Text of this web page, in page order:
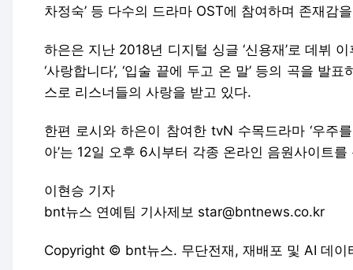
차정숙’ 등 다수의 드라마 OST에 참여하며 존재감
하은은 지난 2018년 디지털 싱글 ‘신용재’로 데뷔 이
‘사랑합니다’, ‘입술 끝에 두고 온 말’ 등의 곡을 발
스로 리스너들의 사랑을 받고 있다.
한편 로시와 하은이 참여한 tvN 수목드라마 ‘우주
아’는 12일 오후 6시부터 각종 온라인 음원사이트
이현승 기자
bnt뉴스 연예팀 기사제보 star@bntnews.co.kr
Copyright © bnt뉴스. 무단전재, 재배포 및 AI 데이